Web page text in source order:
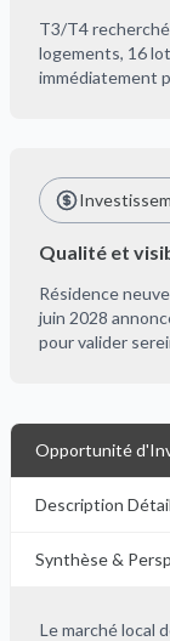
T3/T4
logements, 16
immédiatement
Qualité et
Résidence
juin 2028
pour valider
Opportunité
Description
Synthèse &
Le marché local